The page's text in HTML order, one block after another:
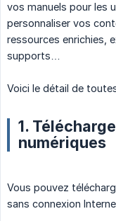
vos manuels pour les
personnaliser vos
ressources enrichies,
supports…
Voici le détail de
1.
numériques
Vous pouvez
sans connexion